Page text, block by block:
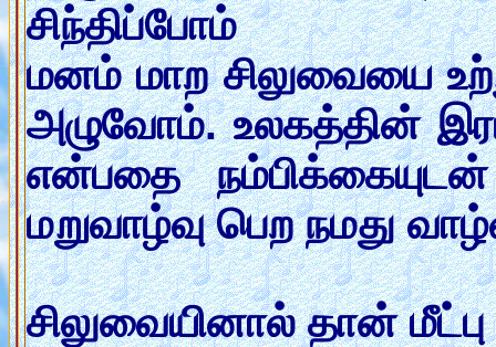
சிந்திப்போம்
மனம் மாற சிலுவையை
அழுவோம். உலகத்தின்
என்பதை
மறுவாழ்வு பெற நமது
சிலுவையினால் தான்